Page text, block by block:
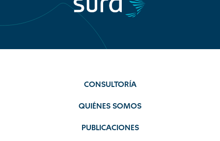
CONSULTORÍA
QUIÉNES SOMOS
PUBLICACIONES